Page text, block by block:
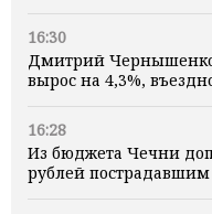
16:30
Дмитрий
вырос на 4,3%,
16:28
Из бюджета Чечни
рублей пострадавшим